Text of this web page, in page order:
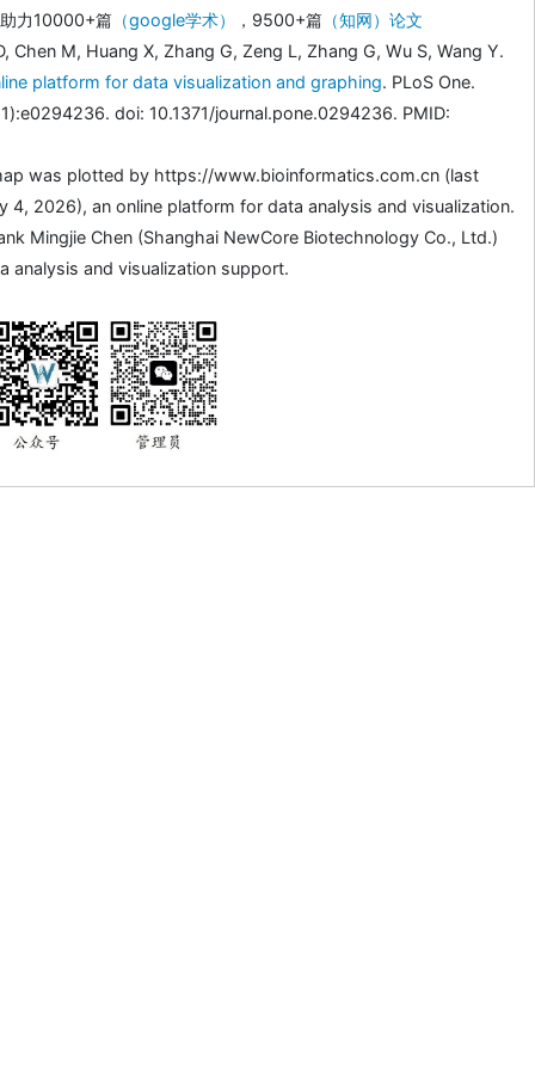
力10000+篇（google学术） ，9500+篇（知网）论文
Chen M, Huang X, Zhang G, Zeng L, Zhang G, Wu S, Wang Y.
platform for data visualization and graphing. PLoS One.
doi: 10.1371/journal.pone.0294236. PMID:
was plotted by https://www.bioinformatics.com.cn (last
4, 2026), an online platform for data analysis and visualization.
Mingjie Chen (Shanghai NewCore Biotechnology Co., Ltd.)
analysis and visualization support.